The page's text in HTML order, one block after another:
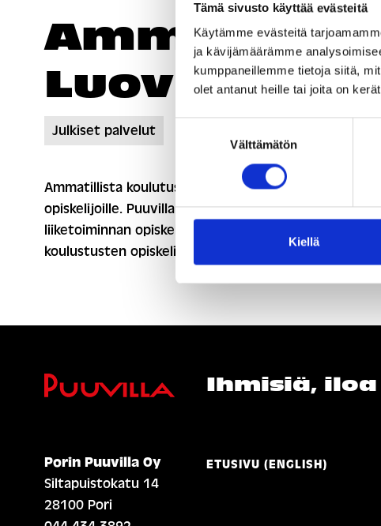
Tämä sivusto käyttää evästeitä
Käytämme evästeitä
ja kävijämäärämme
kumppaneillemme tietoja siitä,
olet antanut heille tai joita on
Välttämätön
Kiellä
Luovi
Julkiset palvelut
Ammatillista koulutusta erityisen tuen
opiskelijoille. Puuvillan tilassa opiskelee
liiketoiminnan opiskelijat, sekä valmentavien
koulustusten opiskelijoita.
Ihmisiä,
Porin Puuvilla Oy
Siltapuistokatu 14
28100 Pori
ETUSIVU (ENGLISH)